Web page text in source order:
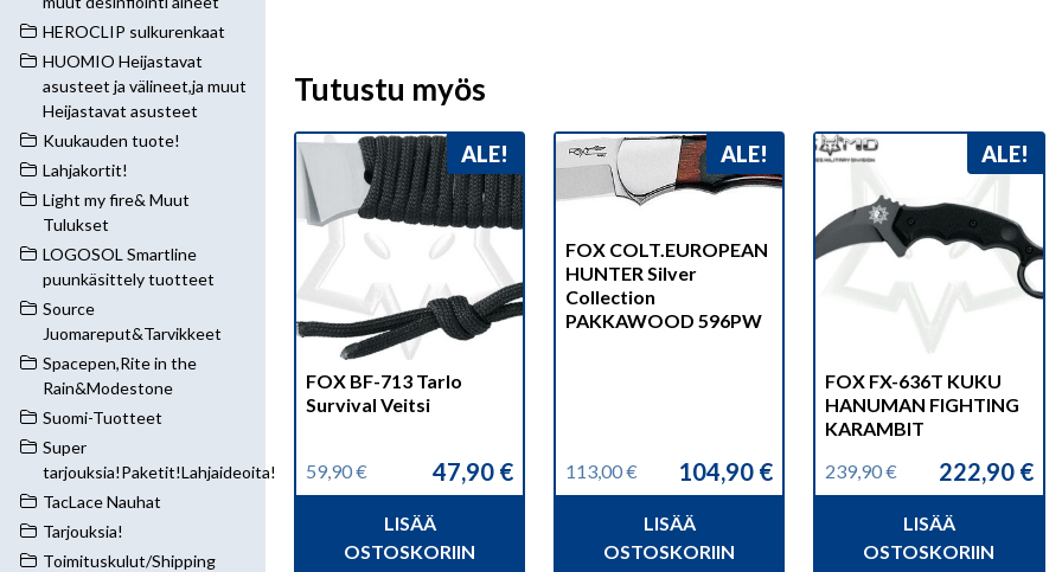
HEROCLIP sulkurenkaat
HUOMIO Heijastavat
asusteet ja välineet,ja muut
Heijastavat asusteet
Kuukauden tuote!
Lahjakortit!
Light my fire& Muut
Tulukset
LOGOSOL Smartline
puunkäsittely tuotteet
Source
Juomareput&Tarvikkeet
Spacepen,Rite in the
Rain&Modestone
Suomi-Tuotteet
Super
tarjouksia!Paketit!Lahjaideoita!
TacLace Nauhat
Tarjouksia!
Toimituskulut/Shipping
Tutustu myös
ALE!
FOX BF-713 Tarlo
Survival Veitsi
59,90€
Alkuperäinen
59,90 €.
47,90 €
Nykyinen
47,90 €.
LISÄÄ
OSTOSKORIIN
ALE!
FOX COLT.EUROPEAN
HUNTER Silver
Collection
PAKKAWOOD 596PW
113,00€
Alkuperäinen
113,00 €.
104,90 €
Nykyinen
104,90 €.
LISÄÄ
OSTOSKORIIN
ALE!
FOX FX-636T KUKU
HANUMAN FIGHTING
KARAMBIT
239,90€
Alkuperäinen
239,90 €.
222,90 €
Nykyinen
222,90 €.
LISÄÄ
OSTOSKORIIN